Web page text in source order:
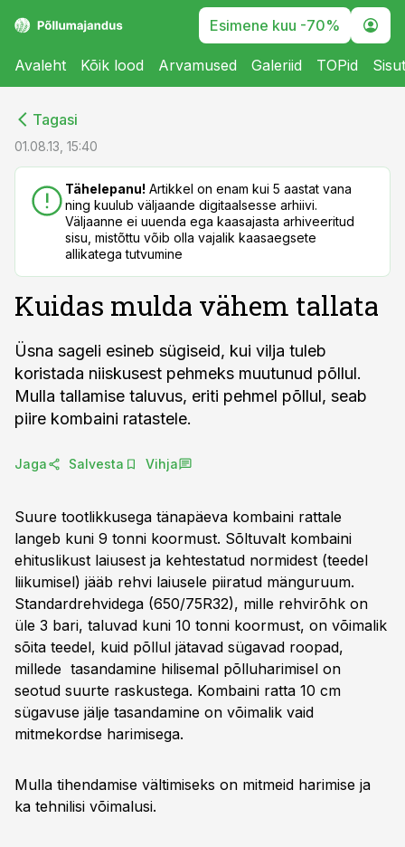
Esimene kuu -70%
Avaleht Kõik lood Arvamused Galeriid TOPid
Tagasi
01.08.13, 15:40
Tähelepanu! Artikkel on enam kui 5 aastat vana
ning kuulub väljaande digitaalsesse arhiivi.
Väljaanne ei uuenda ega kaasajasta arhiveeritud
sisu, mistõttu võib olla vajalik kaasaegsete
allikatega tutvumine
Kuidas mulda vähem tallata
Üsna sageli esineb sügiseid, kui vilja tuleb
koristada niiskusest pehmeks muutunud põllul.
Mulla tallamise taluvus, eriti pehmel põllul, seab
piire kombaini ratastele.
Jaga Salvesta Vihja
Suure tootlikkusega tänapäeva kombaini rattale
langeb kuni 9 tonni koormust. Sõltuvalt kombaini
ehituslikust laiusest ja kehtestatud normidest (teedel
liikumisel) jääb rehvi laiusele piiratud mänguruum.
Standardrehvidega (650/75R32), mille rehvirõhk on
üle 3 bari, taluvad kuni 10 tonni koormust, on võimalik
sõita teedel, kuid põllul jätavad sügavad roopad,
millede tasandamine hilisemal põlluharimisel on
seotud suurte raskustega. Kombaini ratta 10 cm
sügavuse jälje tasandamine on võimalik vaid
mitmekordse harimisega.
Mulla tihendamise vältimiseks on mitmeid harimise ja
ka tehnilisi võimalusi.